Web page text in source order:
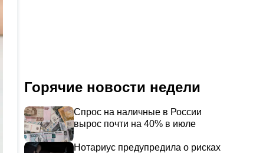
Горячие новости недели
Спрос на наличные в России
вырос почти на 40% в июле
Нотариус предупредила о рисках